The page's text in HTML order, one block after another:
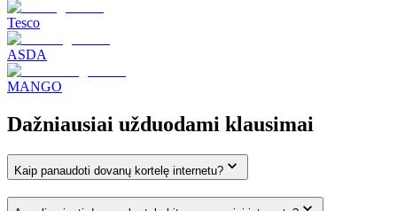
Tesco
ASDA
MANGO
Dažniausiai užduodami klausimai
Kaip panaudoti dovanų kortelę internetu?